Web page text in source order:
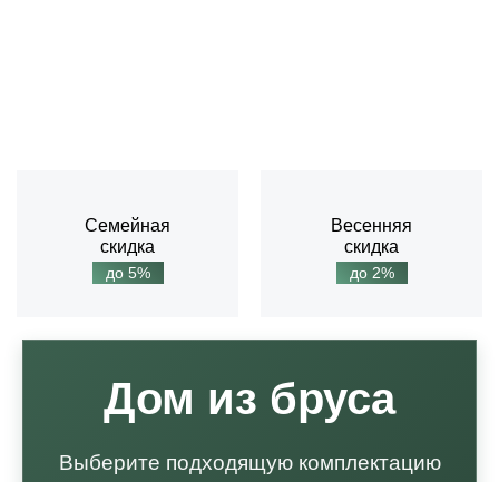
Семейная
скидка
до 5%
Весенняя
скидка
до 2%
Дом из бруса
Выберите подходящую комплектацию